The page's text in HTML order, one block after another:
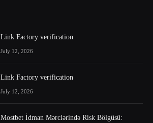
Link Factory verification
July 12, 2026
Link Factory verification
July 12, 2026
Mostbet İdman Mərclərində Risk Bölgüsü: